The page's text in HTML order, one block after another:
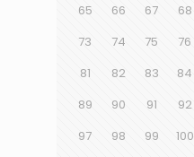
65
66 67 68
73
74 75 76
81
82 83 84
89
90 91 92
97
98 99 100